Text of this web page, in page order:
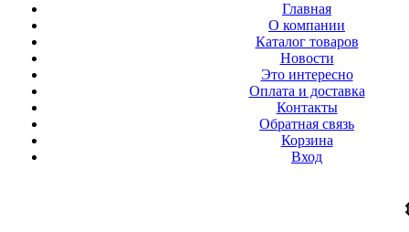
Главная
О компании
Каталог товаров
Новости
Это интересно
Оплата и доставка
Контакты
Обратная связь
Корзина
Вход